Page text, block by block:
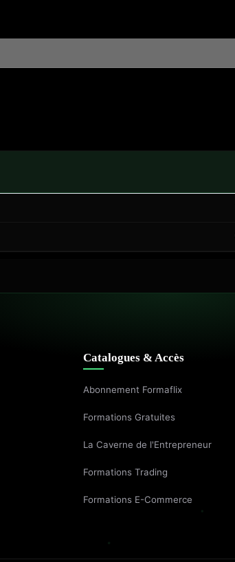
Catalogues & Accès
Abonnement Formaflix
Formations Gratuites
La Caverne de l'Entrepreneur
Formations Trading
Formations E-Commerce